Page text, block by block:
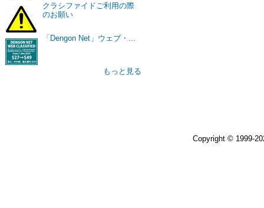
クラシファイドご利用の際
のお願い
「Dengon Net」ウェブ・...
もっと見る
Copyright © 1999-